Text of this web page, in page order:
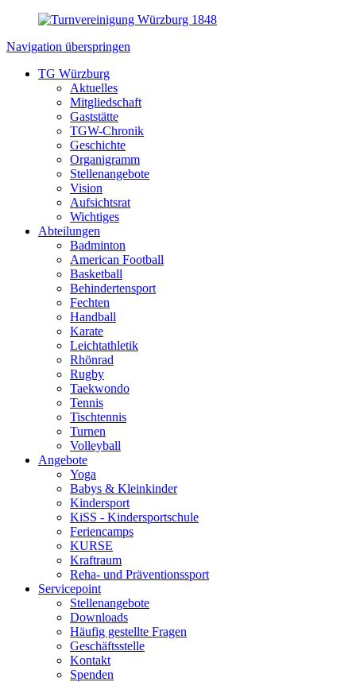
Navigation überspringen
TG Würzburg
Aktuelles
Mitgliedschaft
Gaststätte
TGW-Chronik
Geschichte
Organigramm
Stellenangebote
Vision
Aufsichtsrat
Wichtiges
Abteilungen
Badminton
American Football
Basketball
Behindertensport
Fechten
Handball
Karate
Leichtathletik
Rhönrad
Rugby
Taekwondo
Tennis
Tischtennis
Turnen
Volleyball
Angebote
Yoga
Babys & Kleinkinder
Kindersport
KiSS - Kindersportschule
Feriencamps
KURSE
Kraftraum
Reha- und Präventionssport
Servicepoint
Stellenangebote
Downloads
Häufig gestellte Fragen
Geschäftsstelle
Kontakt
Spenden